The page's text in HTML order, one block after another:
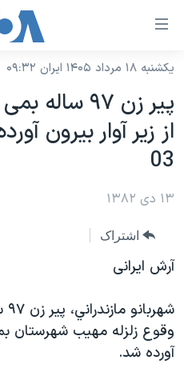
لینکهای
دسترسی
جهش
به
محتوای
اصلی
صفحه
جهش
جستجو
نسخه سبک وب‌سایت
موضوع ها
آمریکا
جهان
ورزشی
ویژه برنامه‌ها
ویدیوها
برنامه های تلویزیونی
جدول برنامه ها
صفحه‌های ویژه
جام جهانی ۲۰۲۶
۲۵۰سالگی آمریکا
بایگانی برنامه‌های تلویزیونی
فرکانس‌های صدای آمریکا
یادگیری زبان انگلیسی
یکشنبه ۱۸ مرداد ۱۴۰۵ ایران ۰۹:۳۲
03
۱۳ دی ۱۳۸۲
اشتراک
آرش ايرانی
وقوع زلزله مهيب شهرستان بم
آورده شد.